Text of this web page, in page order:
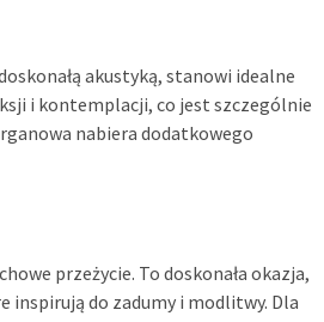
akustyką, stanowi idealne
i kontemplacji, co jest szczególnie
nabiera dodatkowego
przeżycie. To doskonała okazja,
inspirują do zadumy i modlitwy. Dla